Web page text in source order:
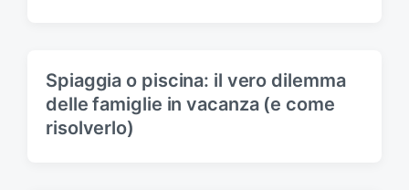
Spiaggia o piscina: il vero dilemma
delle famiglie in vacanza (e come
risolverlo)